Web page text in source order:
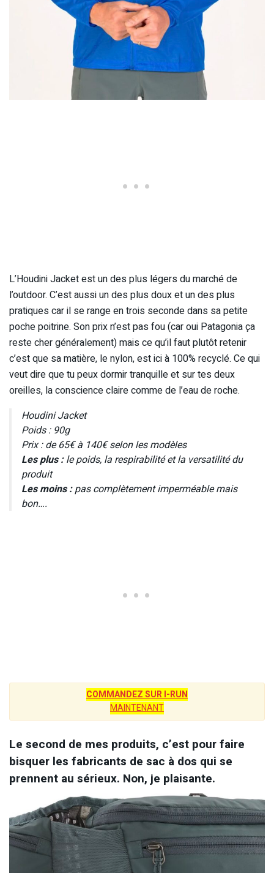
L’Houdini Jacket est un des plus légers du marché de
l’outdoor. C’est aussi un des plus doux et un des plus
pratiques car il se range en trois seconde dans sa petite
poche poitrine. Son prix n’est pas fou (car oui Patagonia ça
reste cher généralement) mais ce qu’il faut plutôt retenir
c’est que sa matière, le nylon, est ici à 100% recyclé. Ce qui
veut dire que tu peux dormir tranquille et sur tes deux
oreilles, la conscience claire comme de l’eau de roche.
Houdini Jacket
Poids : 90g
Prix : de 65€ à 140€ selon les modèles
Les plus :le poids, la respirabilité et la versatilité du
produit
Les moins :pas complètement imperméable mais
bon….
COMMANDEZ SUR I-RUN
MAINTENANT
Le second de mes produits, c’est pour faire
bisquer les fabricants de sac à dos qui se
prennent au sérieux. Non, je plaisante.